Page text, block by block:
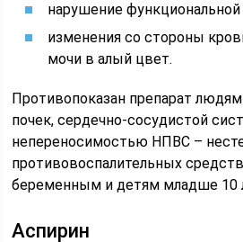
нарушение
изменения со стороны
мочи в алый цвет.
Противопоказан препарат
почек, сердечно-сосудистой
непереносимостью НПВС –
противовоспалительных
беременным и детям младше 10
Аспирин